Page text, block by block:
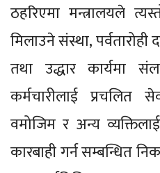
ठहरिएमा मन्त्रालयले
मिलाउने संस्था,
तथा उद्धार कार्यमा
कर्मचारीलाई प्रचलित
वमोजिम र अन्य
कारबाही गर्न सम्बन्धित